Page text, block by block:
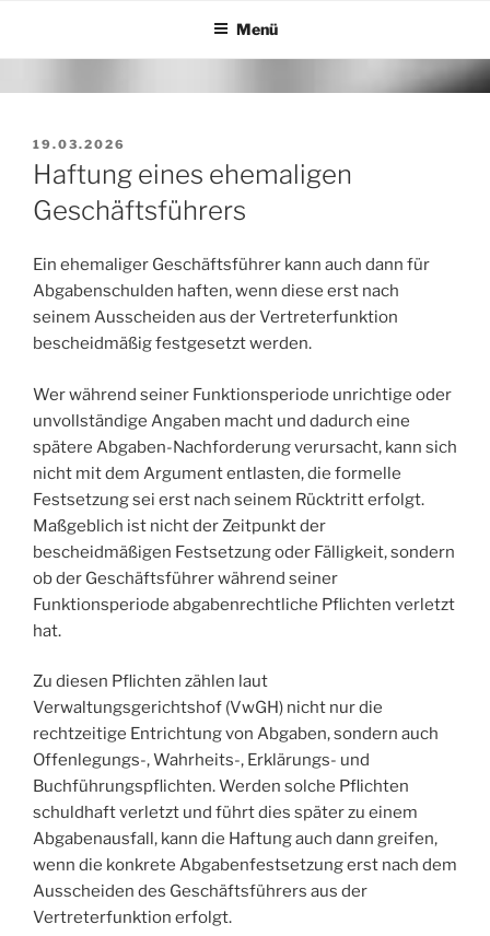
springen
Menü
VERÖFFENTLICHT
AM
19.03.2026
Haftung eines ehemaligen
Geschäftsführers
Ein ehemaliger Geschäftsführer kann auch dann für
Abgabenschulden haften, wenn diese erst nach
seinem Ausscheiden aus der Vertreterfunktion
bescheidmäßig festgesetzt werden.
Wer während seiner Funktionsperiode unrichtige oder
unvollständige Angaben macht und dadurch eine
spätere Abgaben-Nachforderung verursacht, kann sich
nicht mit dem Argument entlasten, die formelle
Festsetzung sei erst nach seinem Rücktritt erfolgt.
Maßgeblich ist nicht der Zeitpunkt der
bescheidmäßigen Festsetzung oder Fälligkeit, sondern
ob der Geschäftsführer während seiner
Funktionsperiode abgabenrechtliche Pflichten verletzt
hat.
Zu diesen Pflichten zählen laut
Verwaltungsgerichtshof (VwGH) nicht nur die
rechtzeitige Entrichtung von Abgaben, sondern auch
Offenlegungs-, Wahrheits-, Erklärungs- und
Buchführungspflichten. Werden solche Pflichten
schuldhaft verletzt und führt dies später zu einem
Abgabenausfall, kann die Haftung auch dann greifen,
wenn die konkrete Abgabenfestsetzung erst nach dem
Ausscheiden des Geschäftsführers aus der
Vertreterfunktion erfolgt.